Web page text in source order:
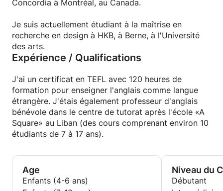
Concordia à Montréal, au Canada.
Je suis actuellement étudiant à la maîtrise en
recherche en design à HKB, à Berne, à l'Université
des arts.
Expérience / Qualifications
J'ai un certificat en TEFL avec 120 heures de
formation pour enseigner l'anglais comme langue
étrangère. J'étais également professeur d'anglais
bénévole dans le centre de tutorat après l'école «A
Square» au Liban (des cours comprenant environ 10
étudiants de 7 à 17 ans).
Age
Enfants (4-6 ans)
Niveau du
Débutant